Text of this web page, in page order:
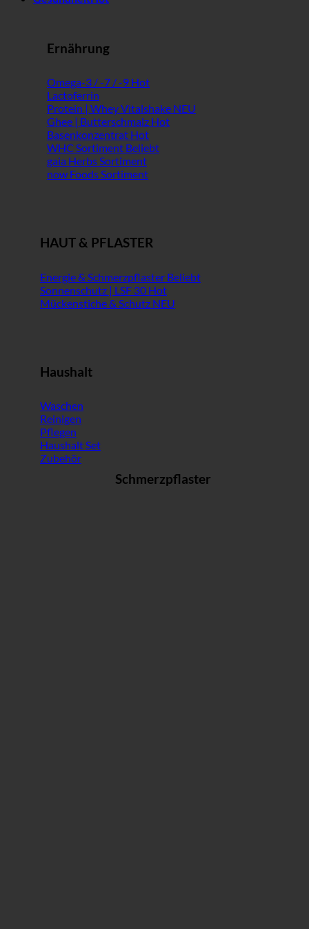
Ernährung
Omega-3 / -7 / -9
Lactoferrin
Protein | Whey Vitalshake
Ghee | Butterschmalz
Basenkonzentrat
WHC Sortiment
gaia Herbs Sortiment
now Foods Sortiment
HAUT & PFLASTER
Energie & Schmerzpflaster
Sonnenschutz | LSF 30
Mückenstiche & Schutz
Haushalt
Waschen
Reinigen
Pflegen
Haushalt Set
Zubehör
Schmerzpflaster